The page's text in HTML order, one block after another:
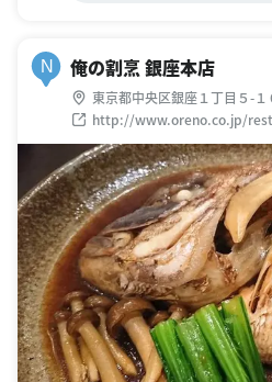
N 俺の割烹 銀座本店
東京都中央区銀座１丁目５-
3階
http://www.oreno.co.jp/